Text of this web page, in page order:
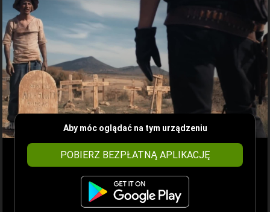
Aby móc oglądać na tym urządzeniu
POBIERZ BEZPŁATNĄ APLIKACJĘ